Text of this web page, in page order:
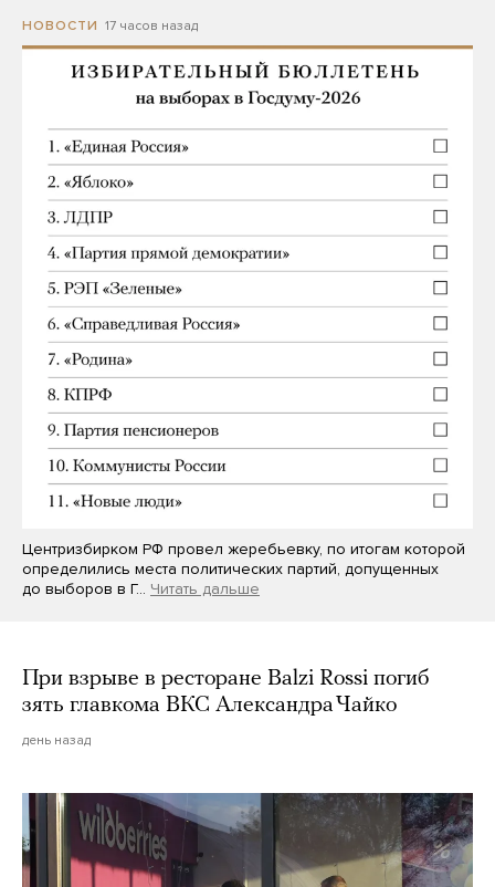
НОВОСТИ 17 часов назад
Центризбирком РФ провел жеребьевку, по итогам которой
определились места политических партий, допущенных
до выборов в Г… Читать дальше
При взрыве в ресторане Balzi Rossi погиб
зять главкома ВКС Александра Чайко
день назад